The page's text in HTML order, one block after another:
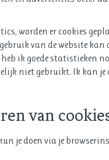
worden er cookies
van de website
ik goede statistieken
niet gebruikt. Ik kan
van
je doen via je